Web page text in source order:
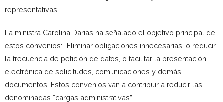
representativas.
La ministra Carolina Darias ha señalado el objetivo principal de
estos convenios: “Eliminar obligaciones innecesarias, o reducir
la frecuencia de petición de datos, o facilitar la presentación
electrónica de solicitudes, comunicaciones y demás
documentos. Estos convenios van a contribuir a reducir las
denominadas “cargas administrativas”.